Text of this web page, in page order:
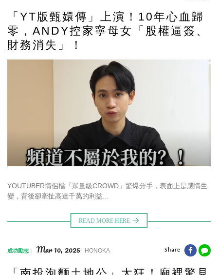
「YT版甄嬛傳」上演！10年心血歸
零，ANDY控家寧母女「股權逼簽、
財務消失」！
YOUTUBER情侶檔「眾量級CROWD」驚爆分手，表面上是感情生
變，背後卻牽扯高達千萬的利益...
成功勵志 Mar 10, 2025 HONOKA Share